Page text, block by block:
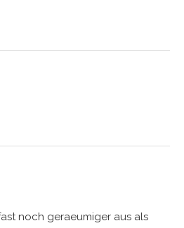
noch geraeumiger aus als